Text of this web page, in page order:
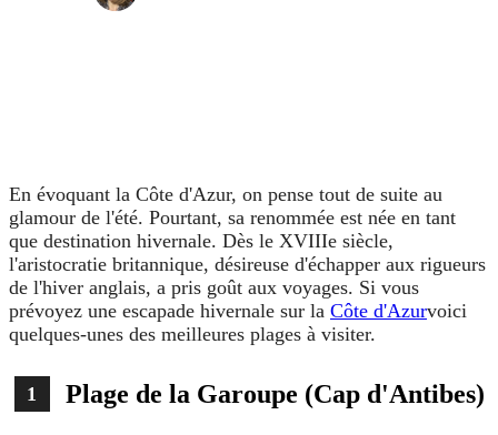
En évoquant la Côte d'Azur, on pense tout de suite au
glamour de l'été. Pourtant, sa renommée est née en tant
que destination hivernale. Dès le XVIIIe siècle,
l'aristocratie britannique, désireuse d'échapper aux rigueurs
de l'hiver anglais, a pris goût aux voyages. Si vous
prévoyez une escapade hivernale sur la Côte d'Azurvoici
quelques-unes des meilleures plages à visiter.
1 Plage de la Garoupe (Cap d'Antibes)